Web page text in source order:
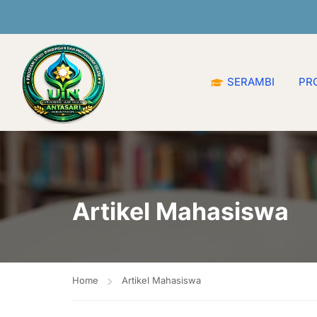
SERAMBI
Artikel Mahasiswa
Home Artikel Mahasiswa